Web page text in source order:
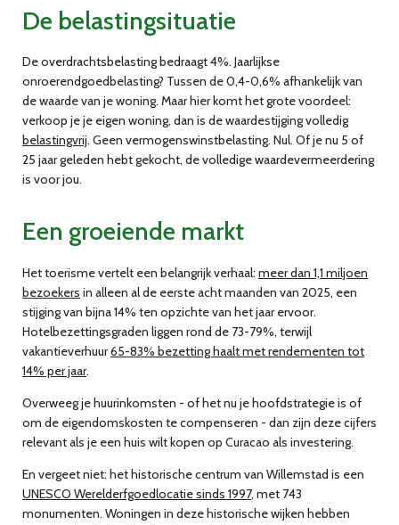
De belastingsituatie
De overdrachtsbelasting bedraagt4%. Jaarlijkse
onroerendgoedbelasting? Tussen de0,4-0,6% afhankelijk van
de waarde van je woning. Maar hier komt het grote voordeel:
verkoop je je eigen woning, dan is de waardestijging volledig
belastingvrij. Geen vermogenswinstbelasting. Nul. Of je nu 5 of
25 jaar geleden hebt gekocht, de volledige waardevermeerdering
is voor jou.
Een groeiende markt
Het toerisme vertelt een belangrijk verhaal: meer dan 1,1 miljoen
bezoekers in alleen al de eerste acht maanden van 2025, een
stijging van bijna 14% ten opzichte van het jaar ervoor.
Hotelbezettingsgraden liggen rond de 73-79%, terwijl
vakantieverhuur65-83% bezetting haalt met rendementen tot
14% per jaar.
Overweeg je huurinkomsten - of het nu je hoofdstrategie is of
om de eigendomskosten te compenseren - dan zijn deze cijfers
relevant als je een huis wilt kopen op Curacao als investering.
En vergeet niet: het historische centrum van Willemstad is een
UNESCO Werelderfgoedlocatie sinds 1997, met 743
monumenten. Woningen in deze historische wijken hebben